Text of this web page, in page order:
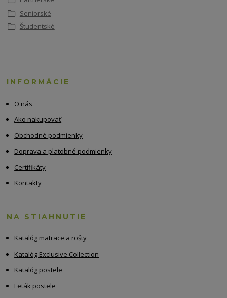
Seniorské
Študentské
INFORMÁCIE
O nás
Ako nakupovať
Obchodné podmienky
Doprava a platobné podmienky
Certifikáty
Kontakty
NA STIAHNUTIE
Katalóg matrace a rošty
Katalóg Exclusive Collection
Katalóg postele
Leták postele